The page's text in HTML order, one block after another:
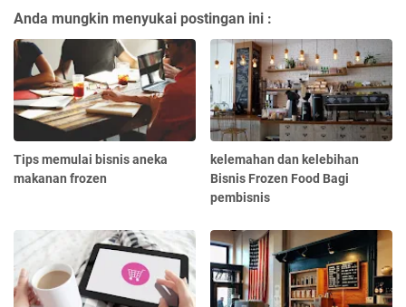
Anda mungkin menyukai postingan ini :
Tips memulai bisnis aneka
makanan frozen
kelemahan dan kelebihan
Bisnis Frozen Food Bagi
pembisnis